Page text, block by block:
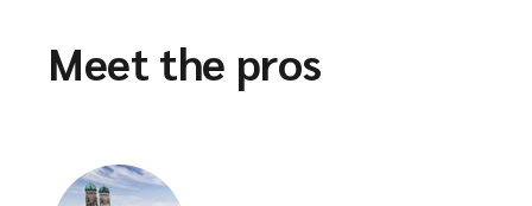
Meet the pros